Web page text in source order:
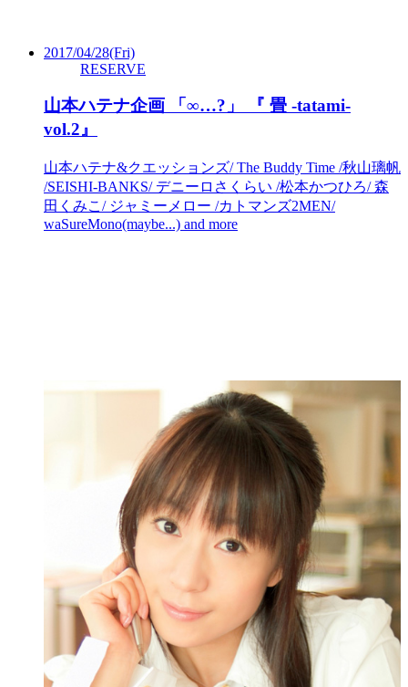
2017/04/28(Fri)
RESERVE
山本ハテナ企画 「∞…?」 『 畳 -tatami-
vol.2』
山本ハテナ&クエッションズ/ The Buddy Time /秋山璃帆
/SEISHI-BANKS/ デニーロさくらい /松本かつひろ/ 森
田くみこ/ ジャミーメロー /カトマンズ2MEN/
waSureMono(maybe...) and more